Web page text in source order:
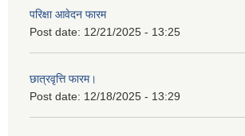
परिक्षा आवेदन फारम
Post date: 12/21/2025 - 13:25
छात्रवृत्ति फारम।
Post date: 12/18/2025 - 13:29